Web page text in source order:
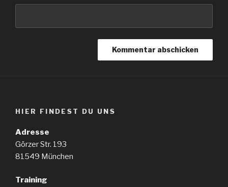
HIER FINDEST DU UNS
Adresse
Görzer Str. 193
81549 München
Training